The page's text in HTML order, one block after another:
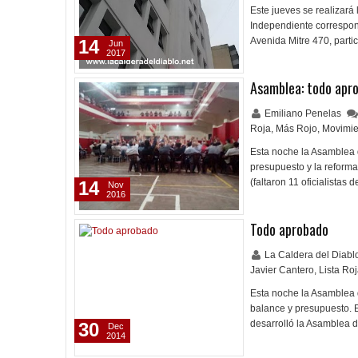
Este jueves se
Independiente
Avenida Mitre 470,
14
Jun
2017
Asamblea: todo
Emiliano Penelas
Roja, Más Rojo,
Esta noche la
presupuesto y la
(faltaron 11 oficialistas
14
Nov
2016
Todo aprobado
La Caldera del
Javier Cantero, Lista
Esta noche la
balance y presupuesto.
desarrolló la Asamblea
30
Dec
2014